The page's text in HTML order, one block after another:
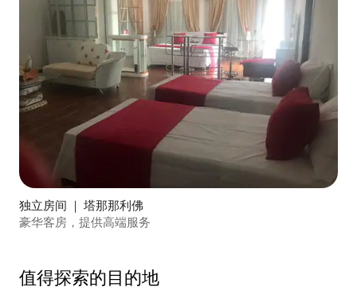
独立房间 ｜ 塔那那利佛
豪华客房，提供高端服务
值得探索的目的地